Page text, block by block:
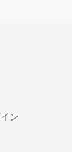
ン